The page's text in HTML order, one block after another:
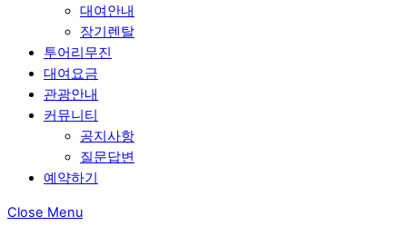
대여안내
장기렌탈
투어리무진
대여요금
관광안내
커뮤니티
공지사항
질문답변
예약하기
Close Menu